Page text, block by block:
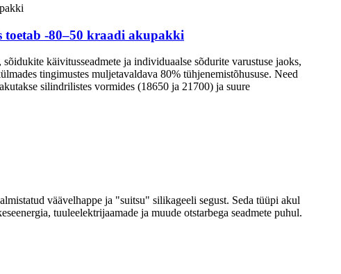
toetab -80–50 kraadi akupakki
käivitusseadmete ja individuaalse sõdurite varustuse jaoks,
tingimustes muljetavaldava 80% tühjenemistõhususe. Need
silindrilistes vormides (18650 ja 21700) ja suure
väävelhappe ja "suitsu" silikageeli segust. Seda tüüpi akul
tuuleelektrijaamade ja muude otstarbega seadmete puhul.